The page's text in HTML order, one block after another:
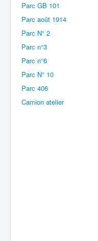
Les As
Cahiers des As
Parc GB 101
Parc août 1914
Parc N° 2
Parc n°3
Parc n°6
Parc N° 10
Parc 406
Camion atelier